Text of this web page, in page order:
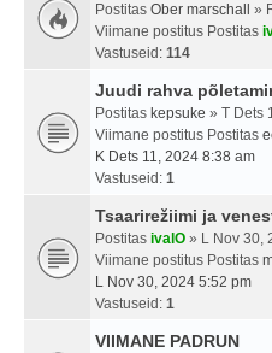
Postitas Ober marschall
»
Viimane postitus Postitas
Vastuseid: 114
Juudi rahva
Postitas kepsuke » T Dets
Viimane postitus Postitas
K Dets 11, 2024 8:38 am
Vastuseid: 1
Tsaarirežiimi ja
Postitas ivalO » L Nov 30,
Viimane postitus Postitas
L Nov 30, 2024 5:52 pm
Vastuseid: 1
VIIMANE PADRUN